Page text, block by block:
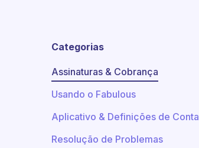
Categorias
Assinaturas & Cobrança
Usando o Fabulous
Aplicativo & Definições de Conta
Resolução de Problemas